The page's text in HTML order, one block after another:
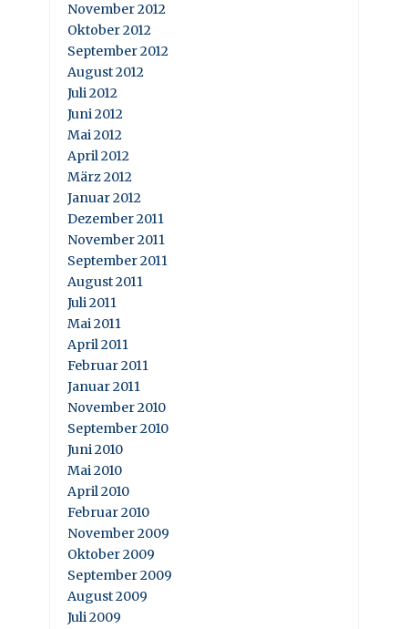
November 2012
Oktober 2012
September 2012
August 2012
Juli 2012
Juni 2012
Mai 2012
April 2012
März 2012
Januar 2012
Dezember 2011
November 2011
September 2011
August 2011
Juli 2011
Mai 2011
April 2011
Februar 2011
Januar 2011
November 2010
September 2010
Juni 2010
Mai 2010
April 2010
Februar 2010
November 2009
Oktober 2009
September 2009
August 2009
Juli 2009